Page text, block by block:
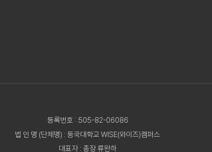
등록번호 : 505-82-06086
법 인 명 (단체명) : 동국대학교 WISE(와이즈)캠퍼스
대표자 : 총장 류완하